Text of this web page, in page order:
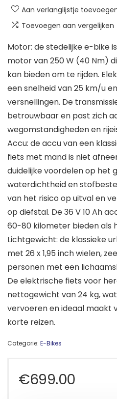
Aan verlanglijstje
Toevoegen aan vergelijken
Motor: de stedelijke e-bike
motor van 250 W (40 Nm)
kan bieden om te rijden.
een snelheid van 25 km/u
versnellingen. De
betrouwbaar en past zich
wegomstandigheden en
Accu: de accu van een
fiets met mand is niet
duidelijke voordelen op het
waterdichtheid en
van het risico op uitval en
op diefstal. De 36 V 10 Ah
60-80 kilometer bieden als
Lichtgewicht: de klassieke
met 26 x 1,95 inch wielen,
personen met een
De elektrische fiets voor
nettogewicht van 24 kg,
vervoeren en ideaal maakt
korte reizen.
Categorie: E-Bikes
€699.00